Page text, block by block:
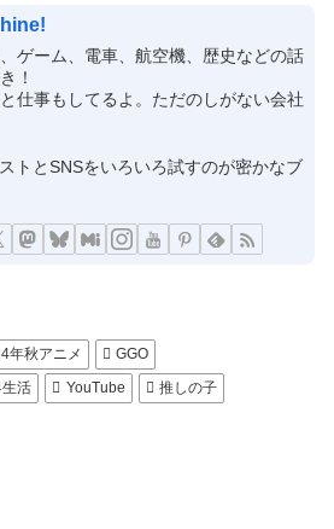
ゲーム、電車、航空機、歴史などの話
！
仕事もしてるよ。ただのしがない会社
トとSNSをいろいろ試すのが密かなブ
年秋アニメ
GGO
活
YouTube 推しの子